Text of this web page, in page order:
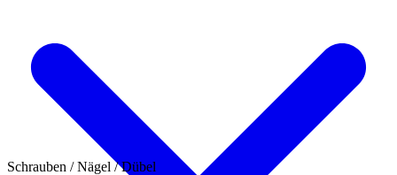
Schrauben / Nägel / Dübel